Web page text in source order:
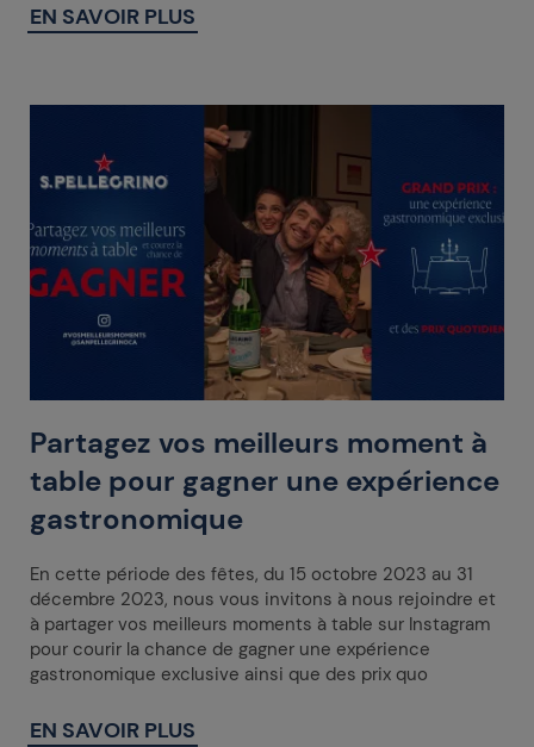
EN SAVOIR PLUS
Partagez vos meilleurs moment à
table pour gagner une expérience
gastronomique
En cette période des fêtes, du 15 octobre 2023 au 31
décembre 2023, nous vous invitons à nous rejoindre et
à partager vos meilleurs moments à table sur Instagram
pour courir la chance de gagner une expérience
gastronomique exclusive ainsi que des prix quo
EN SAVOIR PLUS